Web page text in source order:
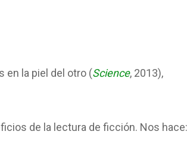
en la piel del otro (Science, 2013),
de la lectura de ficción. Nos hace: